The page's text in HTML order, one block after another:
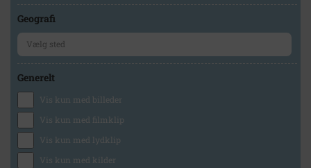
Geografi
Generelt
Vis kun med billeder
Vis kun med filmklip
Vis kun med lydklip
Vis kun med kilder